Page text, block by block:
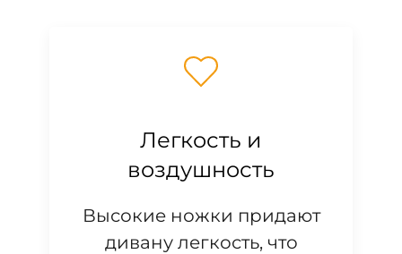
Легкость и
воздушность
Высокие ножки придают
дивану легкость, что